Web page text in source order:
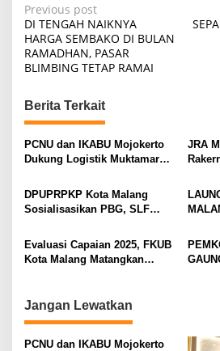
P
o
s
n
a
v
g
a
t
i
n
Previous post
DI TENGAH NAIKNYA
HARGA SEMBAKO DI BULAN
RAMADHAN, PASAR
BLIMBING TETAP RAMAI
Berita Terkait
PCNU dan IKABU Mojokerto
Dukung Logistik Muktamar
JRA
DPUPRPKP Kota Malang
Sosialisasikan PBG, SLF
SPPG
Evaluasi Capaian 2025, FKUB
Kota Malang Matangkan
Jangan Lewatkan
PCNU dan IKABU Mojokerto